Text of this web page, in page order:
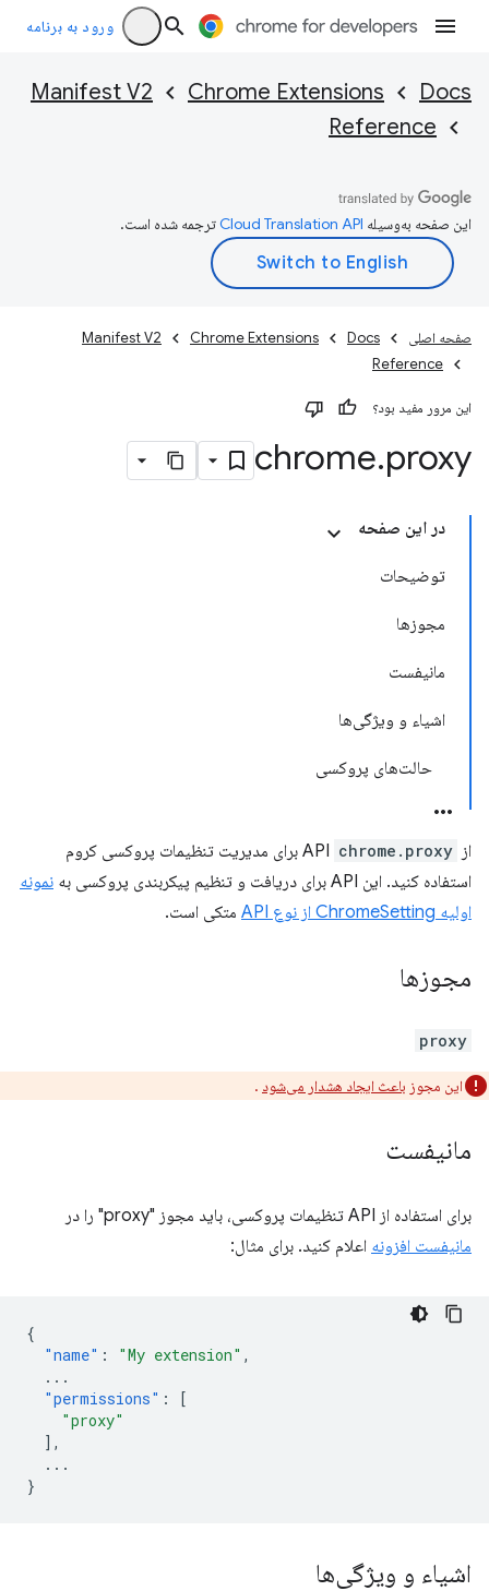
ورود به برنامه
Docs
Chrome Extensions
Manifest V2
Reference
این صفحه به‌وسیله ترجمه شده است.
صفحه اصلی Docs
Chrome Extensions
Manifest V2
Reference
این مرور مفید بود؟
chrome.proxy
در این صفحه
توضیحات
مجوزها
مانیفست
اشیاء و ویژگی‌ها
حالت‌های پروکسی
از API chrome.proxy
برای مدیریت تنظیمات پروکسی کروم
استفاده کنید. این API برای دریافت و تنظیم پیکربندی پروکسی به
نمونه
اولیه ChromeSetting از نوع API
متکی است.
مجوزها
proxy
این مجوز باعث ایجاد هشدار می‌شود .
مانیفست
برای استفاده از API تنظیمات پروکسی، باید مجوز "proxy" را در
مانیفست افزونه اعلام کنید. برای مثال:
{
"name" : "My extension" ,
...
"permissions" :
[
"proxy"
],
...
}
اشیاء و ویژگی‌ها